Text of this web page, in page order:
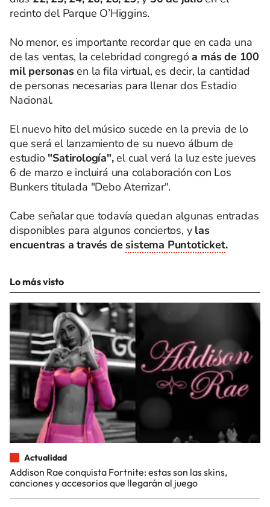
recinto del Parque O’Higgins.
No menor, es importante recordar que en cada una
de las ventas, la celebridad congregóa más de 100
mil personasen la fila virtual, es decir, la cantidad
de personas necesarias para llenar dos Estadio
Nacional.
El nuevo hito del músico sucede en la previa de lo
que será el lanzamiento de su nuevo álbum de
estudio"Satirología",el cual verá la luz este jueves
6 de marzo e incluirá una colaboración con Los
Bunkers titulada "Debo Aterrizar".
Cabe señalar que todavía quedan algunas entradas
disponibles para algunos conciertos, ylas
encuentras a través de sistema Puntoticket.
Lo más visto
Actualidad
Addison Rae conquista Fortnite: estas son las skins,
canciones y accesorios que llegarán al juego